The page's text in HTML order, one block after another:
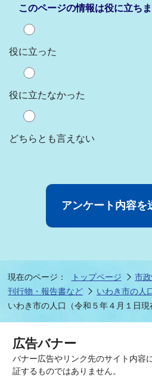
このページの情報は役に立ち
役に立った
役に立たなかった
どちらとも言えない
現在のページ： トップページ 市
刊行物・報告書など
いわき市の人
いわき市の人口（令和５年４月１日現
広告バナー
バナー広告やリンク先のサイト内容
証するものではありません。